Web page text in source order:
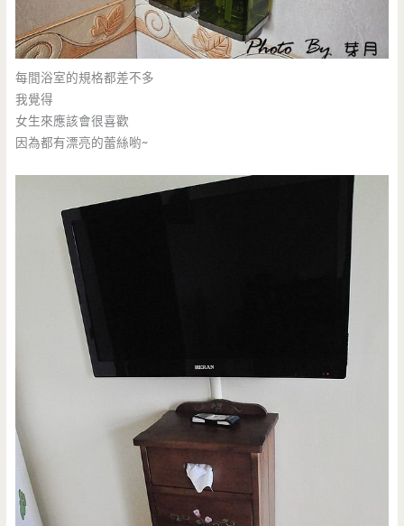
每間浴室的規格都差不多
我覺得
女生來應該會很喜歡
因為都有漂亮的蕾絲喲~